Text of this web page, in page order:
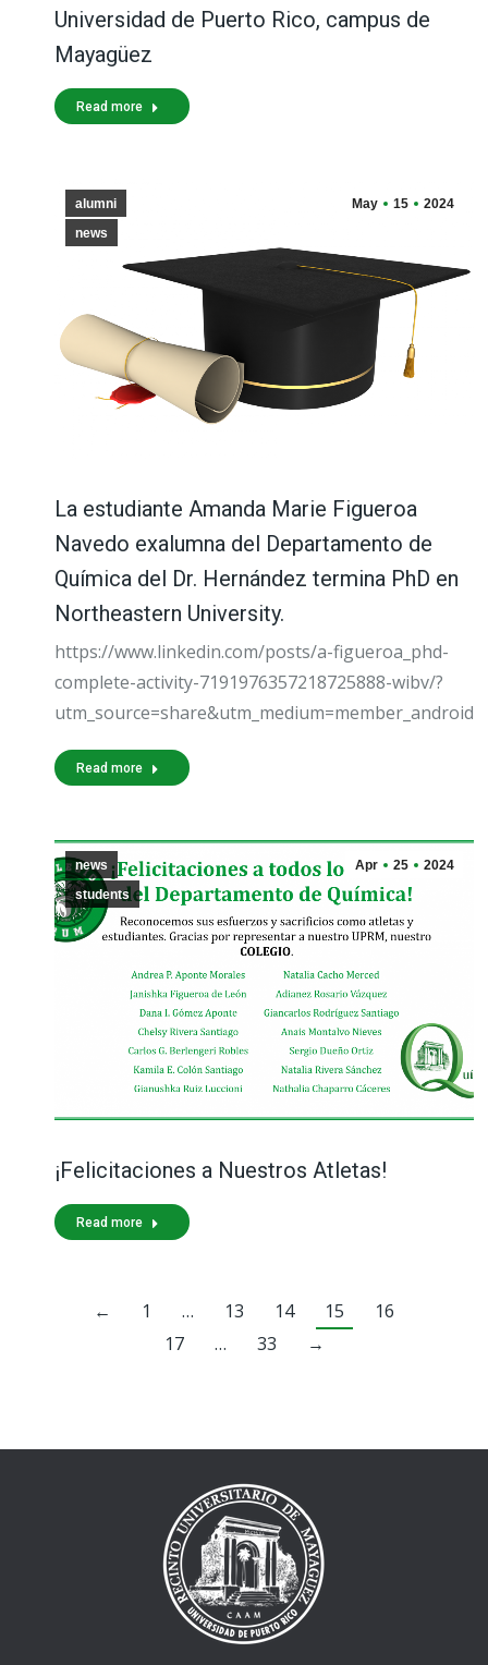
Universidad de Puerto Rico, campus de
Mayagüez
Read more
May 15 2024
alumni
news
La estudiante Amanda Marie Figueroa
Navedo exalumna del Departamento de
Química del Dr. Hernández termina PhD en
Northeastern University.
https://www.linkedin.com/posts/a-figueroa_phd-
complete-activity-7191976357218725888-wibv/?
utm_source=share&utm_medium=member_android
Read more
Apr 25 2024
news
students
¡Felicitaciones a Nuestros Atletas!
Read more
← 1 … 13 14 15
16
17
… 33 →